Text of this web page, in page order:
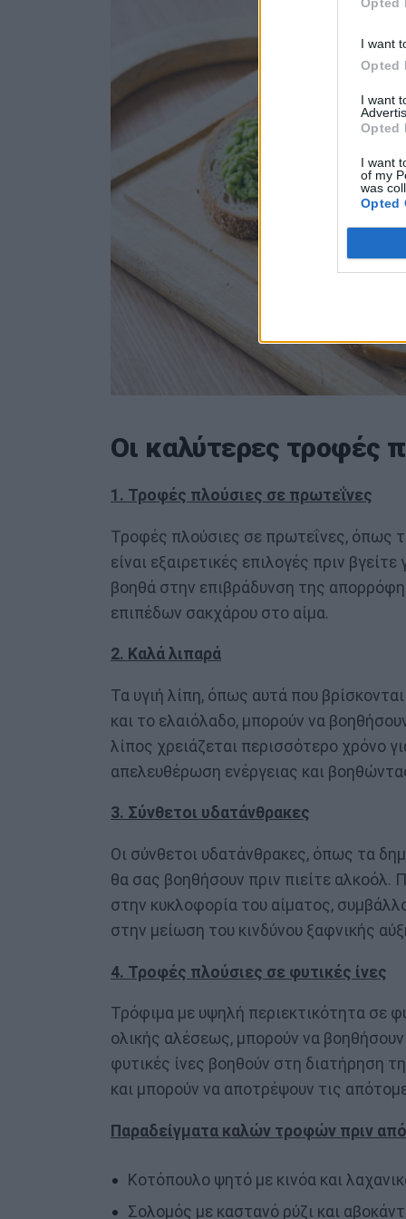
I want
Opted
I want
Opted
I want
of my
was
Opted
Οι καλύτερες τροφές
1. Τροφές πλούσιες σε πρωτεΐνες
Τροφές πλούσιες σε πρωτεΐνες, όπως
είναι εξαιρετικές επιλογές πριν
βοηθά στην επιβράδυνση της
επιπέδων σακχάρου στο αίμα.
2. Καλά λιπαρά
Τα υγιή λίπη, όπως αυτά που
και το ελαιόλαδο, μπορούν να
λίπος χρειάζεται περισσότερο χρόνο
απελευθέρωση ενέργειας και
3. Σύνθετοι υδατάνθρακες
Οι σύνθετοι υδατάνθρακες, όπως τα
θα σας βοηθήσουν πριν πιείτε
στην κυκλοφορία του αίματος,
στην μείωση του κινδύνου ξαφνικής
4. Τροφές πλούσιες σε φυτικές ίνες
Τρόφιμα με υψηλή περιεκτικότητα σε
ολικής αλέσεως, μπορούν να
φυτικές ίνες βοηθούν στη διατήρηση
και μπορούν να αποτρέψουν τις
Παραδείγματα καλών τροφών πριν
Κοτόπουλο ψητό με κινόα και
Σολομός με καστανό ρύζι και